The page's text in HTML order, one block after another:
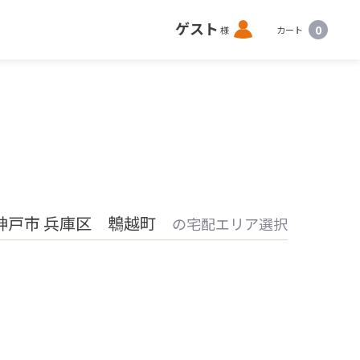
ゲスト 様 ロ
グ
カート 0
市 兵庫区 鵯越町 の宅配エリア選択